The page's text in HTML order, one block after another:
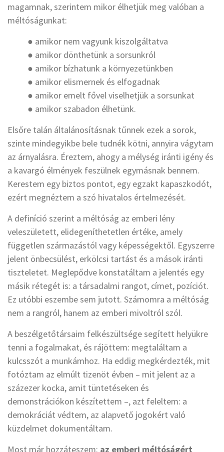
magamnak, szerintem mikor élhetjük meg valóban a
méltóságunkat:
● amikor nem vagyunk kiszolgáltatva
● amikor dönthetünk a sorsunkról
● amikor bízhatunk a környezetünkben
● amikor elismernek és elfogadnak
● amikor emelt fővel viselhetjük a sorsunkat
● amikor szabadon élhetünk.
Elsőre talán általánosításnak tűnnek ezek a sorok,
szinte mindegyikbe bele tudnék kötni, annyira vágytam
az árnyalásra. Éreztem, ahogy a mélység iránti igény és
a kavargó élmények feszülnek egymásnak bennem.
Kerestem egy biztos pontot, egy egzakt kapaszkodót,
ezért megnéztem a szó hivatalos értelmezését.
A definíció szerint a méltóság az emberi lény
veleszületett, elidegeníthetetlen értéke, amely
független származástól vagy képességektől. Egyszerre
jelent önbecsülést, erkölcsi tartást és a mások iránti
tiszteletet. Meglepődve konstatáltam a jelentés egy
másik rétegét is: a társadalmi rangot, címet, pozíciót.
Ez utóbbi eszembe sem jutott. Számomra a méltóság
nem a rangról, hanem az emberi mivoltról szól.
A beszélgetőtársaim felkészültsége segített helyükre
tenni a fogalmakat, és rájöttem: megtaláltam a
kulcsszót a munkámhoz. Ha eddig megkérdezték, mit
fotóztam az elmúlt tizenöt évben – mit jelent az a
százezer kocka, amit tüntetéseken és
demonstrációkon készítettem –, azt feleltem: a
demokráciát védtem, az alapvető jogokért való
küzdelmet dokumentáltam.
Most már hozzáteszem: az emberi méltóságért